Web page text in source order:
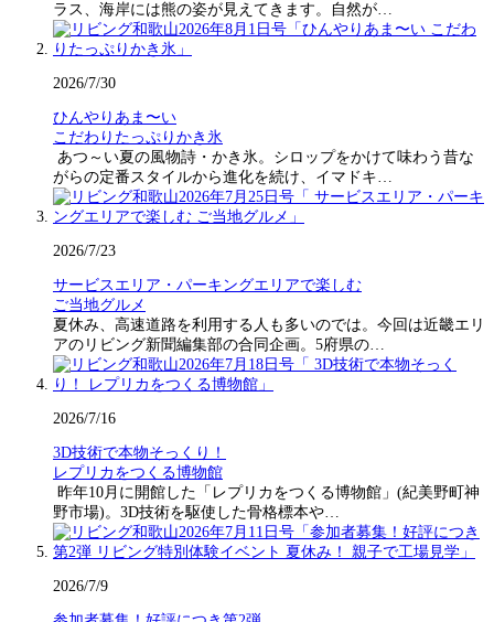
ラス、海岸には熊の姿が見えてきます。自然が…
2026/7/30
ひんやりあま〜い
こだわりたっぷりかき氷
あつ～い夏の風物詩・かき氷。シロップをかけて味わう昔な
がらの定番スタイルから進化を続け、イマドキ…
2026/7/23
サービスエリア・パーキングエリアで楽しむ
ご当地グルメ
夏休み、高速道路を利用する人も多いのでは。今回は近畿エリ
アのリビング新聞編集部の合同企画。5府県の…
2026/7/16
3D技術で本物そっくり！
レプリカをつくる博物館
昨年10月に開館した「レプリカをつくる博物館」(紀美野町神
野市場)。3D技術を駆使した骨格標本や…
2026/7/9